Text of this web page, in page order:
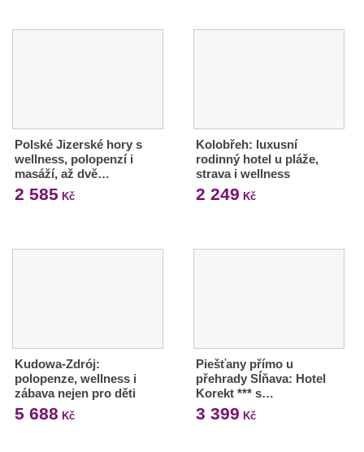
Polské Jizerské hory s
wellness, polopenzí i
masáží, až dvě…
2 585 Kč
Kolobřeh: luxusní
rodinný hotel u pláže,
strava i wellness
2 249 Kč
Kudowa-Zdrój:
polopenze, wellness i
zábava nejen pro děti
5 688 Kč
Piešťany přímo u
přehrady Sĺňava: Hotel
Korekt *** s…
3 399 Kč